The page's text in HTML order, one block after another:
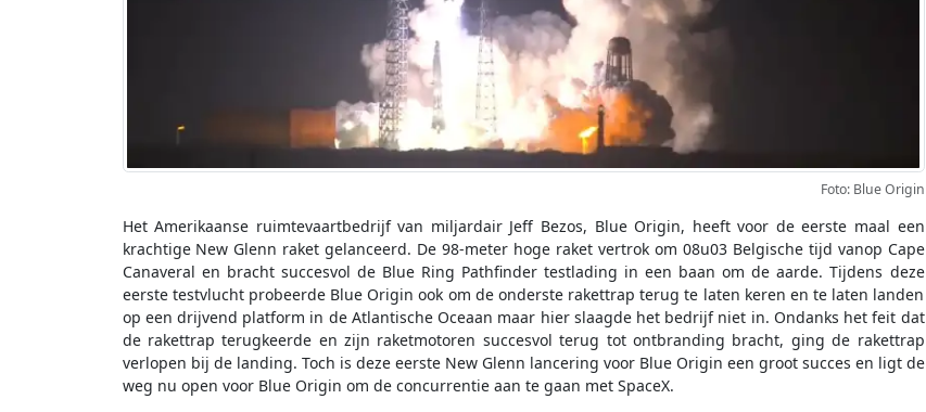
Foto: Blue Origin
Het Amerikaanse ruimtevaartbedrijf van miljardair Jeff Bezos, Blue Origin, heeft voor de eerste maal een
krachtige New Glenn raket gelanceerd. De 98-meter hoge raket vertrok om 08u03 Belgische tijd vanop Cape
Canaveral en bracht succesvol de Blue Ring Pathfinder testlading in een baan om de aarde. Tijdens deze
eerste testvlucht probeerde Blue Origin ook om de onderste rakettrap terug te laten keren en te laten landen
op een drijvend platform in de Atlantische Oceaan maar hier slaagde het bedrijf niet in. Ondanks het feit dat
de rakettrap terugkeerde en zijn raketmotoren succesvol terug tot ontbranding bracht, ging de rakettrap
verlopen bij de landing. Toch is deze eerste New Glenn lancering voor Blue Origin een groot succes en ligt de
weg nu open voor Blue Origin om de concurrentie aan te gaan met SpaceX.